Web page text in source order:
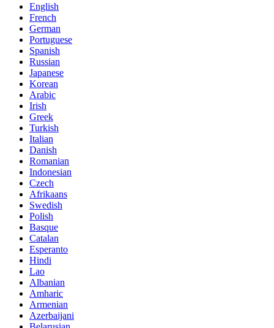
English
French
German
Portuguese
Spanish
Russian
Japanese
Korean
Arabic
Irish
Greek
Turkish
Italian
Danish
Romanian
Indonesian
Czech
Afrikaans
Swedish
Polish
Basque
Catalan
Esperanto
Hindi
Lao
Albanian
Amharic
Armenian
Azerbaijani